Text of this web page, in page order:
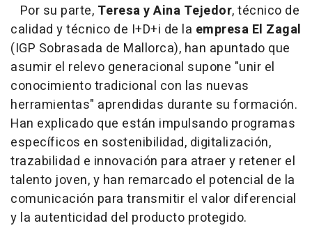
Por su parte, Teresa y Aina Tejedor, técnico de
calidad y técnico de I+D+i de la empresa El Zagal
(IGP Sobrasada de Mallorca), han apuntado que
asumir el relevo generacional supone "unir el
conocimiento tradicional con las nuevas
herramientas" aprendidas durante su formación.
Han explicado que están impulsando programas
específicos en sostenibilidad, digitalización,
trazabilidad e innovación para atraer y retener el
talento joven, y han remarcado el potencial de la
comunicación para transmitir el valor diferencial
y la autenticidad del producto protegido.